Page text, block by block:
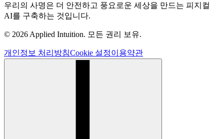
우리의 사명은 더 안전하고 풍요로운 세상을 만드는 피지컬
AI를 구축하는 것입니다.
© 2026 Applied Intuition. 모든 권리 보유.
개인정보 처리방침Cookie 설정이용약관